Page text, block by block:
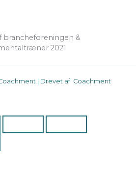
brancheforeningen &
2021
| Drevet af Coachment